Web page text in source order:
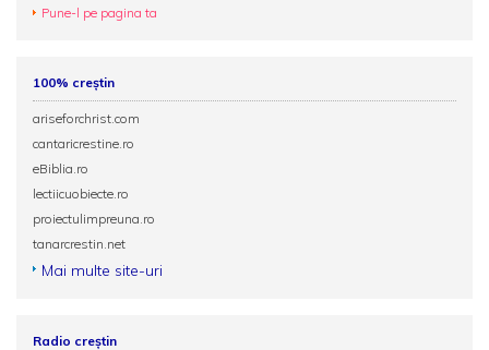
Pune-l pe pagina ta
100% creștin
ariseforchrist.com
cantaricrestine.ro
eBiblia.ro
lectiicuobiecte.ro
proiectulimpreuna.ro
tanarcrestin.net
Mai multe site-uri
Radio creștin